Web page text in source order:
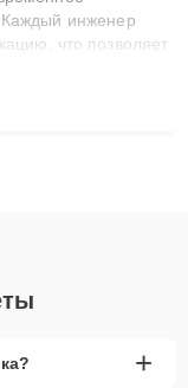
Каждый инженер
что позволяет
Наши мастера
+